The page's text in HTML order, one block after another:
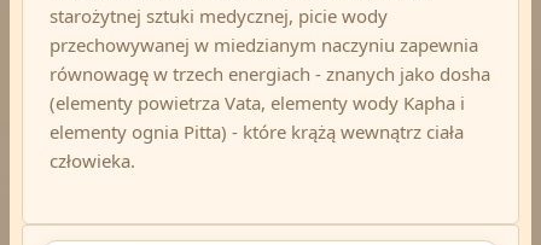
starożytnej sztuki medycznej, picie wody
przechowywanej w miedzianym naczyniu zapewnia
równowagę w trzech energiach - znanych jako dosha
(elementy powietrza Vata, elementy wody Kapha i
elementy ognia Pitta) - które krążą wewnątrz ciała
człowieka.